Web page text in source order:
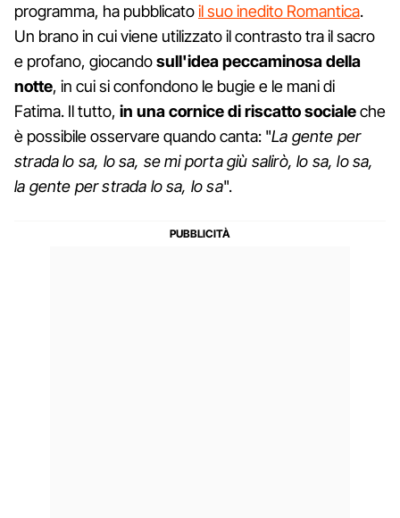
programma, ha pubblicatoil suo inedito Romantica.
Un brano in cui viene utilizzato il contrasto tra il sacro
e profano, giocandosull'idea peccaminosa della
notte, in cui si confondono le bugie e le mani di
Fatima. Il tutto, in una cornice di riscatto socialeche
è possibile osservare quando canta: "La gente per
strada lo sa, lo sa, se mi porta giù salirò, lo sa, lo sa,
la gente per strada lo sa, lo sa".